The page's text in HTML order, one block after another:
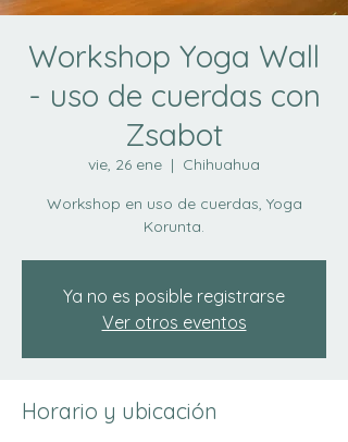
Workshop Yoga Wall
- uso de cuerdas con
Zsabot
vie, 26 ene
  |
Chihuahua
Workshop en uso de cuerdas, Yoga
Korunta.
Ya no es posible registrarse
Ver otros eventos
Horario y ubicación